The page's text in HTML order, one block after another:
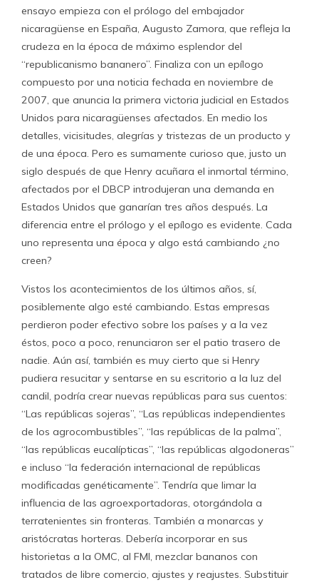
ensayo empieza con el prólogo del embajador
nicaragüense en España, Augusto Zamora, que refleja la
crudeza en la época de máximo esplendor del
“republicanismo bananero”. Finaliza con un epílogo
compuesto por una noticia fechada en noviembre de
2007, que anuncia la primera victoria judicial en Estados
Unidos para nicaragüenses afectados. En medio los
detalles, vicisitudes, alegrías y tristezas de un producto y
de una época. Pero es sumamente curioso que, justo un
siglo después de que Henry acuñara el inmortal término,
afectados por el DBCP introdujeran una demanda en
Estados Unidos que ganarían tres años después. La
diferencia entre el prólogo y el epílogo es evidente. Cada
uno representa una época y algo está cambiando ¿no
creen?
Vistos los acontecimientos de los últimos años, sí,
posiblemente algo esté cambiando. Estas empresas
perdieron poder efectivo sobre los países y a la vez
éstos, poco a poco, renunciaron ser el patio trasero de
nadie. Aún así, también es muy cierto que si Henry
pudiera resucitar y sentarse en su escritorio a la luz del
candil, podría crear nuevas repúblicas para sus cuentos:
“Las repúblicas sojeras”, “Las repúblicas independientes
de los agrocombustibles”, “las repúblicas de la palma”,
“las repúblicas eucalípticas”, “las repúblicas algodoneras”
e incluso “la federación internacional de repúblicas
modificadas genéticamente”. Tendría que limar la
influencia de las agroexportadoras, otorgándola a
terratenientes sin fronteras. También a monarcas y
aristócratas horteras. Debería incorporar en sus
historietas a la OMC, al FMI, mezclar bananos con
tratados de libre comercio, ajustes y reajustes. Substituir